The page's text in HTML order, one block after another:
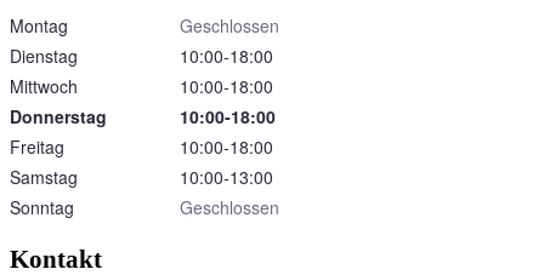
Montag
Geschlossen
Dienstag
10:00‑18:00
Mittwoch
10:00‑18:00
Donnerstag
10:00‑18:00
Freitag
10:00‑18:00
Samstag
10:00‑13:00
Sonntag
Geschlossen
Kontakt